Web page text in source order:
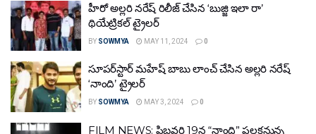
హీరో అల్లరి నరేష్ రిలీజ్ చేసిన ‘బుజ్జి ఇలా రా’
థియేట్రికల్ ట్రైలర్
BY SOWMYA MAY 11, 2024 0
సూప‌ర్‌స్టార్ మ‌హేష్ బాబు లాంచ్ చేసిన అల్ల‌రి న‌రేష్
‘నాంది’ ట్రైల‌ర్‌
BY SOWMYA MAY 3, 2024 0
FILM NEWS: ఫిబ్రవరి 19న “నాంది” పలకనున్న